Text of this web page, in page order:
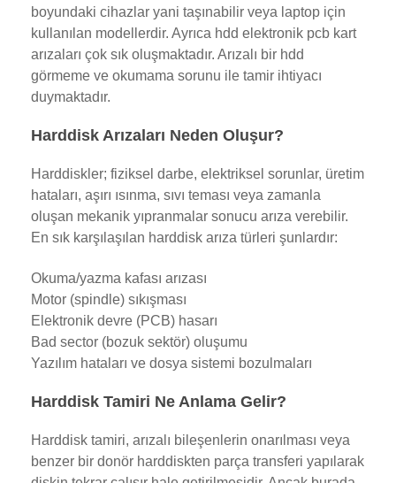
boyundaki cihazlar yani taşınabilir veya laptop için
kullanılan modellerdir. Ayrıca hdd elektronik pcb kart
arızaları çok sık oluşmaktadır. Arızalı bir hdd
görmeme ve okumama sorunu ile tamir ihtiyacı
duymaktadır.
Harddisk Arızaları Neden Oluşur?
Harddiskler; fiziksel darbe, elektriksel sorunlar, üretim
hataları, aşırı ısınma, sıvı teması veya zamanla
oluşan mekanik yıpranmalar sonucu arıza verebilir.
En sık karşılaşılan harddisk arıza türleri şunlardır:
Okuma/yazma kafası arızası
Motor (spindle) sıkışması
Elektronik devre (PCB) hasarı
Bad sector (bozuk sektör) oluşumu
Yazılım hataları ve dosya sistemi bozulmaları
Harddisk Tamiri Ne Anlama Gelir?
Harddisk tamiri, arızalı bileşenlerin onarılması veya
benzer bir donör harddiskten parça transferi yapılarak